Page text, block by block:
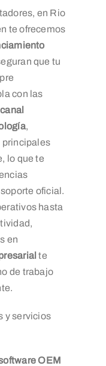
en Rio
te ofrecemos
que tu
con las
canal
,
principales
lo que te
oficial.
hasta
en
te
de trabajo
y servicios
OEM